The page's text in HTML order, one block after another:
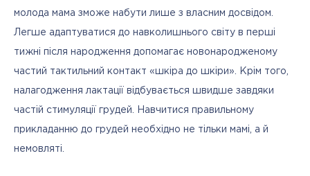
молода мама зможе набути лише з власним досвідом.
Легше адаптуватися до навколишнього світу в перші
тижні після народження допомагає новонародженому
частий тактильний контакт «шкіра до шкіри». Крім того,
налагодження лактації відбувається швидше завдяки
частій стимуляції грудей. Навчитися правильному
прикладанню до грудей необхідно не тільки мамі, а й
немовляті.